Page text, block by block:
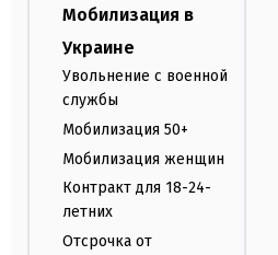
Мобилизация в
Украине
Увольнение с военной
службы
Мобилизация 50+
Мобилизация женщин
Контракт для 18-24-
летних
Отсрочка от